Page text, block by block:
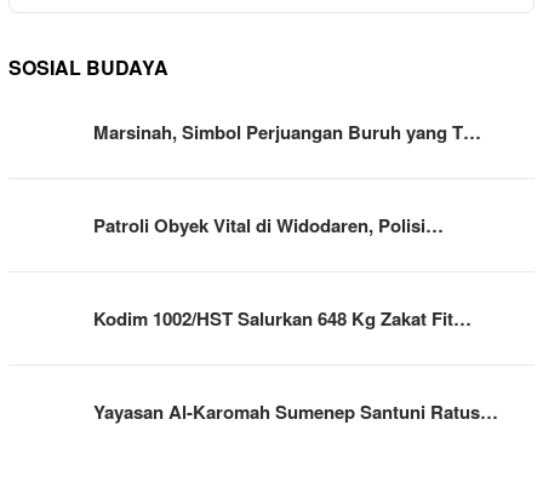
SOSIAL BUDAYA
Marsinah, Simbol Perjuangan Buruh yang T…
Patroli Obyek Vital di Widodaren, Polisi…
Kodim 1002/HST Salurkan 648 Kg Zakat Fit…
Yayasan Al-Karomah Sumenep Santuni Ratus…